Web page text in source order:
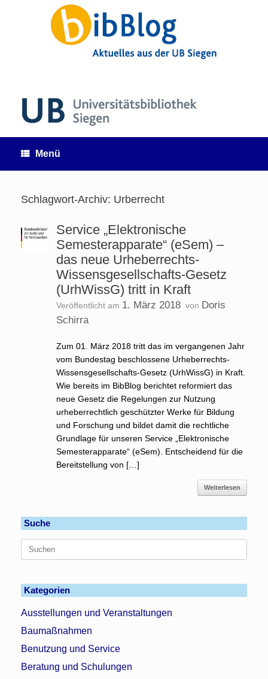
Menü
Schlagwort-Archiv: Urberrecht
Service „Elektronische
Semesterapparate“ (eSem) –
das neue Urheberrechts-
Wissensgesellschafts-Gesetz
(UrhWissG) tritt in Kraft
Veröffentlicht am 1. März 2018 von Doris
Schirra
Zum 01. März 2018 tritt das im vergangenen Jahr
vom Bundestag beschlossene Urheberrechts-
Wissensgesellschafts-Gesetz (UrhWissG) in Kraft.
Wie bereits im BibBlog berichtet reformiert das
neue Gesetz die Regelungen zur Nutzung
urheberrechtlich geschützter Werke für Bildung
und Forschung und bildet damit die rechtliche
Grundlage für unseren Service „Elektronische
Semesterapparate“ (eSem). Entscheidend für die
Bereitstellung von […]
Weiterlesen
Suche
Suchen
Kategorien
Ausstellungen und Veranstaltungen
Baumaßnahmen
Benutzung und Service
Beratung und Schulungen